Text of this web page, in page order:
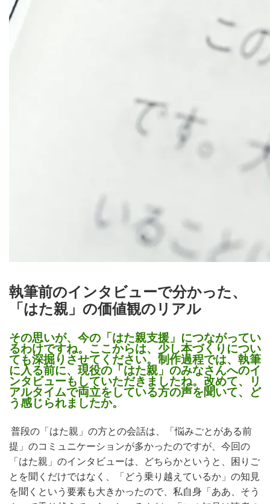
執筆前のインタビューで分かった、
「はた親」の価値観のリアル
その思いが、今の「はた親支援」につながってい
るわけですね。ここからは、少し本づくりについ
ても深掘りさせてください。制作過程では、執筆
に入る前に、現役の「はた親」のみなさんへのイ
ンタビューもしていただきましたね。改めて、リ
アルタイムで両立をしている方の声を聞いて、ど
う感じられましたか。
普段の「はた親」の方との会話は、「悩みごとがある前
提」のコミュニケーションが多かったのですが、今回の
「はた親」のインタビューは、どちらかというと、困りご
とを聞くだけではなく、「どう乗り越えているか」の知見
を聞くという要素も大きかったので、私自身「ああ、そう